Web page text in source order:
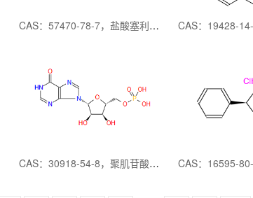
CAS：57470-78-7，盐酸塞利洛尔
CAS：30918-54-8，聚肌苷酸（PolyI ）